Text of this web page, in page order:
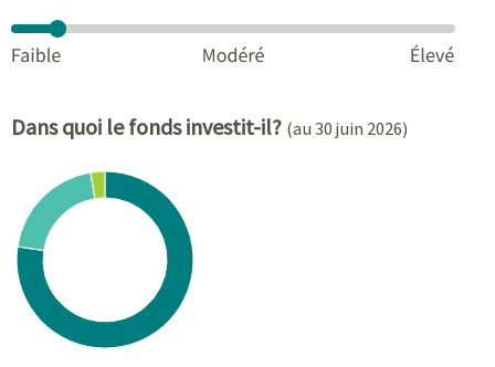
Dans quoi le fonds investit-il? (au 30 juin 2026)
Chart
Pie chart with 3 slices.
View as data table, Chart